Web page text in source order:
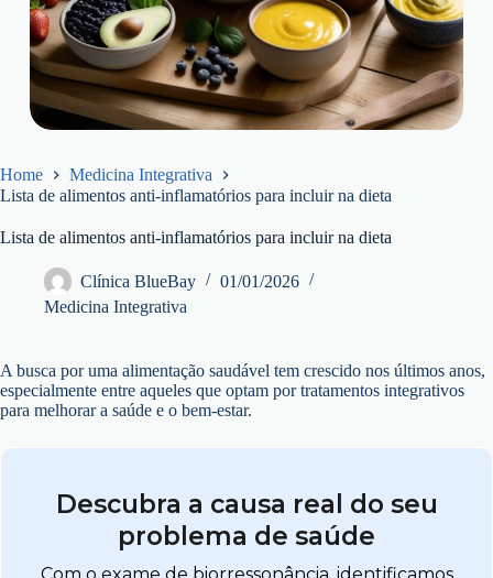
Home
Medicina Integrativa
Lista de alimentos anti-inflamatórios para incluir na dieta
Lista de alimentos anti-inflamatórios para incluir na dieta
Clínica BlueBay
01/01/2026
Medicina Integrativa
A busca por uma alimentação saudável tem crescido nos últimos anos,
especialmente entre aqueles que optam por tratamentos integrativos
para melhorar a saúde e o bem-estar.
Descubra a causa real do seu
problema de saúde